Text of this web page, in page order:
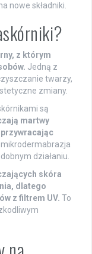
nowe składniki.
z którym
Jedną z
twarzy,
zmiany.
są
martwy
działaniu.
skóra
dlatego
z filtrem UV. To